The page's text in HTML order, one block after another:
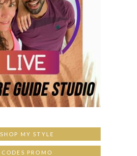
SHOP MY STYLE
CODES PROMO